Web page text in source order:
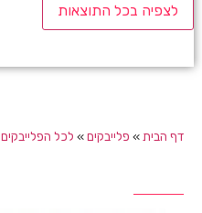
לצפיה בכל התוצאות
דף הבית » פלייבקים» לכל הפלייבקים